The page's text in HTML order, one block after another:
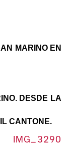
MARINO EN
DESDE LA
CANTONE.